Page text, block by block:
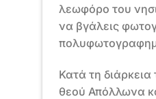
λεωφόρο του
να βγάλεις
Κατά τη
θεού Απόλλωνα